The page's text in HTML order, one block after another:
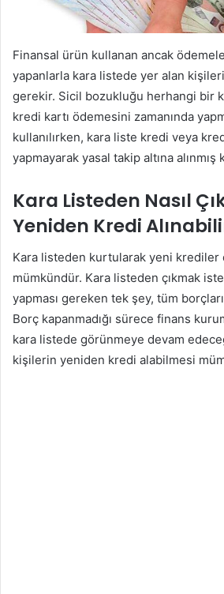
Finansal ürün kullanan ancak
yapanlarla kara listede yer alan
gerekir. Sicil bozukluğu herhangi bir
kredi kartı ödemesini zamanında
kullanılırken, kara liste kredi veya
yapmayarak yasal takip altına
Kara Listeden Nasıl
Yeniden Kredi
Kara listeden kurtularak yeni
mümkündür. Kara listeden çıkmak
yapması gereken tek şey, tüm
Borç kapanmadığı sürece finans
kara listede görünmeye devam
kişilerin yeniden kredi alabilmesi